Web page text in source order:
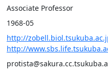
Associate Professor
1968-05
http://
http://